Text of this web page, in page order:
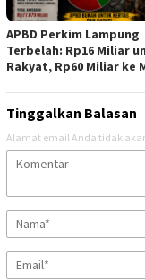
APBD Perkim Lampung
Terbelah: Rp16 Miliar
Rakyat, Rp60 Miliar ke
Tinggalkan Balasan
Alamat email Anda tidak